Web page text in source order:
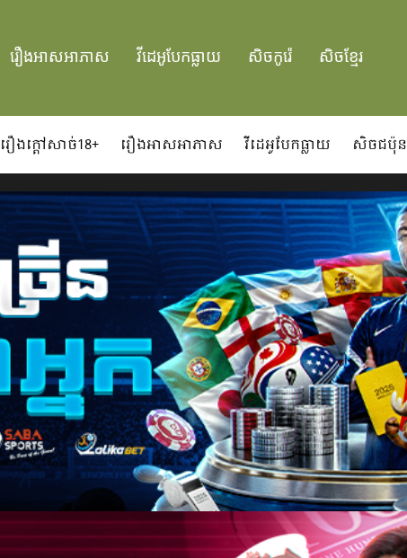
រឿងអាសអាភាស វីដេអូបែកធ្លាយ សិចកូរ៉េ សិចខ្មែរ
រឿងក្ដៅសាច់18+ រឿងអាសអាភាស វីដេអូបែកធ្លាយ សិចជប៉ុន